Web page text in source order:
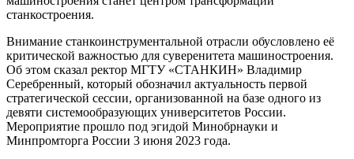
станкостроения.
Внимание станкоинструментальной отрасли обусловлено её
критической важностью для суверенитета машиностроения.
Об этом сказал ректор МГТУ «СТАНКИН» Владимир
Серебренный, который обозначил актуальность первой
стратегической сессии, организованной на базе одного из
девяти системообразующих университетов России.
Мероприятие прошло под эгидой Минобрнауки и
Минпромторга России 3 июня 2023 года.